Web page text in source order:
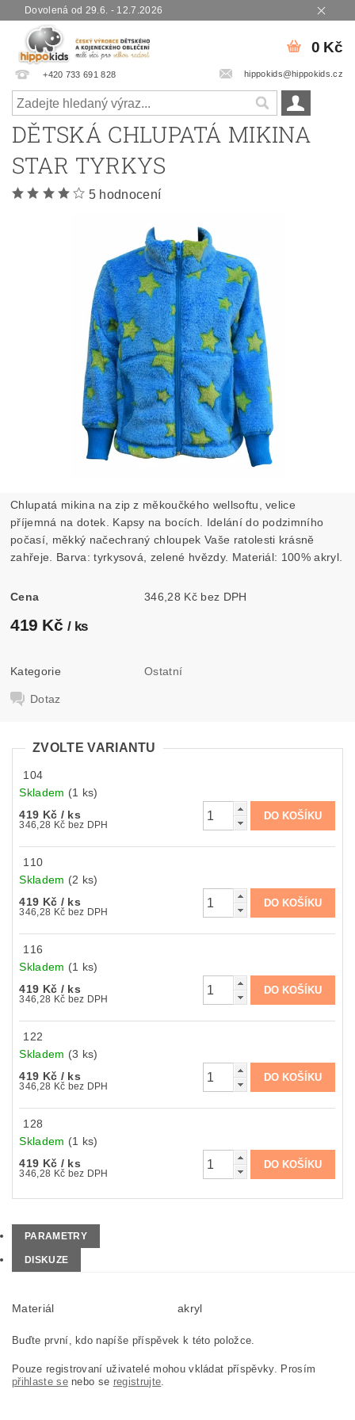
Dovolená od 29.6. - 12.7.2026
+420 733 691 828 hippokids@hippokids.cz
0 Kč
DĚTSKÁ CHLUPATÁ MIKINA
STAR TYRKYS
5 hodnocení
Chlupatá mikina na zip z měkoučkého wellsoftu, velice
příjemná na dotek. Kapsy na bocích. Idelání do podzimního
počasí, měkký načechraný chloupek Vaše ratolesti krásně
zahřeje. Barva: tyrkysová, zelené hvězdy. Materiál: 100% akryl.
Cena 346,28 Kč bez DPH
419 Kč / ks
Kategorie Ostatní
Dotaz
ZVOLTE VARIANTU
104
Skladem (1 ks)
419 Kč / ks
346,28 Kč bez DPH
110
Skladem (2 ks)
419 Kč / ks
346,28 Kč bez DPH
116
Skladem (1 ks)
419 Kč / ks
346,28 Kč bez DPH
122
Skladem (3 ks)
419 Kč / ks
346,28 Kč bez DPH
128
Skladem (1 ks)
419 Kč / ks
346,28 Kč bez DPH
PARAMETRY
DISKUZE
Materiál akryl
Buďte první, kdo napíše příspěvek k této položce.
Pouze registrovaní uživatelé mohou vkládat příspěvky. Prosím
přihlaste senebo se registrujte